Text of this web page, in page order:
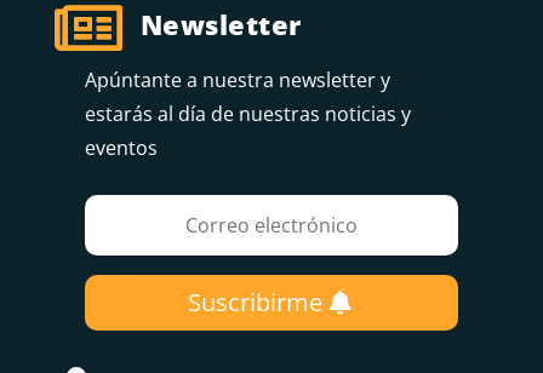
 Newsletter
Apúntante a nuestra newsletter y
estarás al día de nuestras noticias y
eventos
Suscribirme